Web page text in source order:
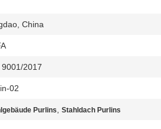
China
9001/2017
02
Purlins,Stahldach Purlins